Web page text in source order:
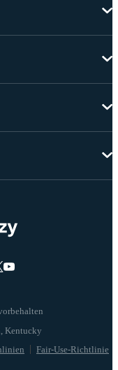
Fair-Use-Richtlinie